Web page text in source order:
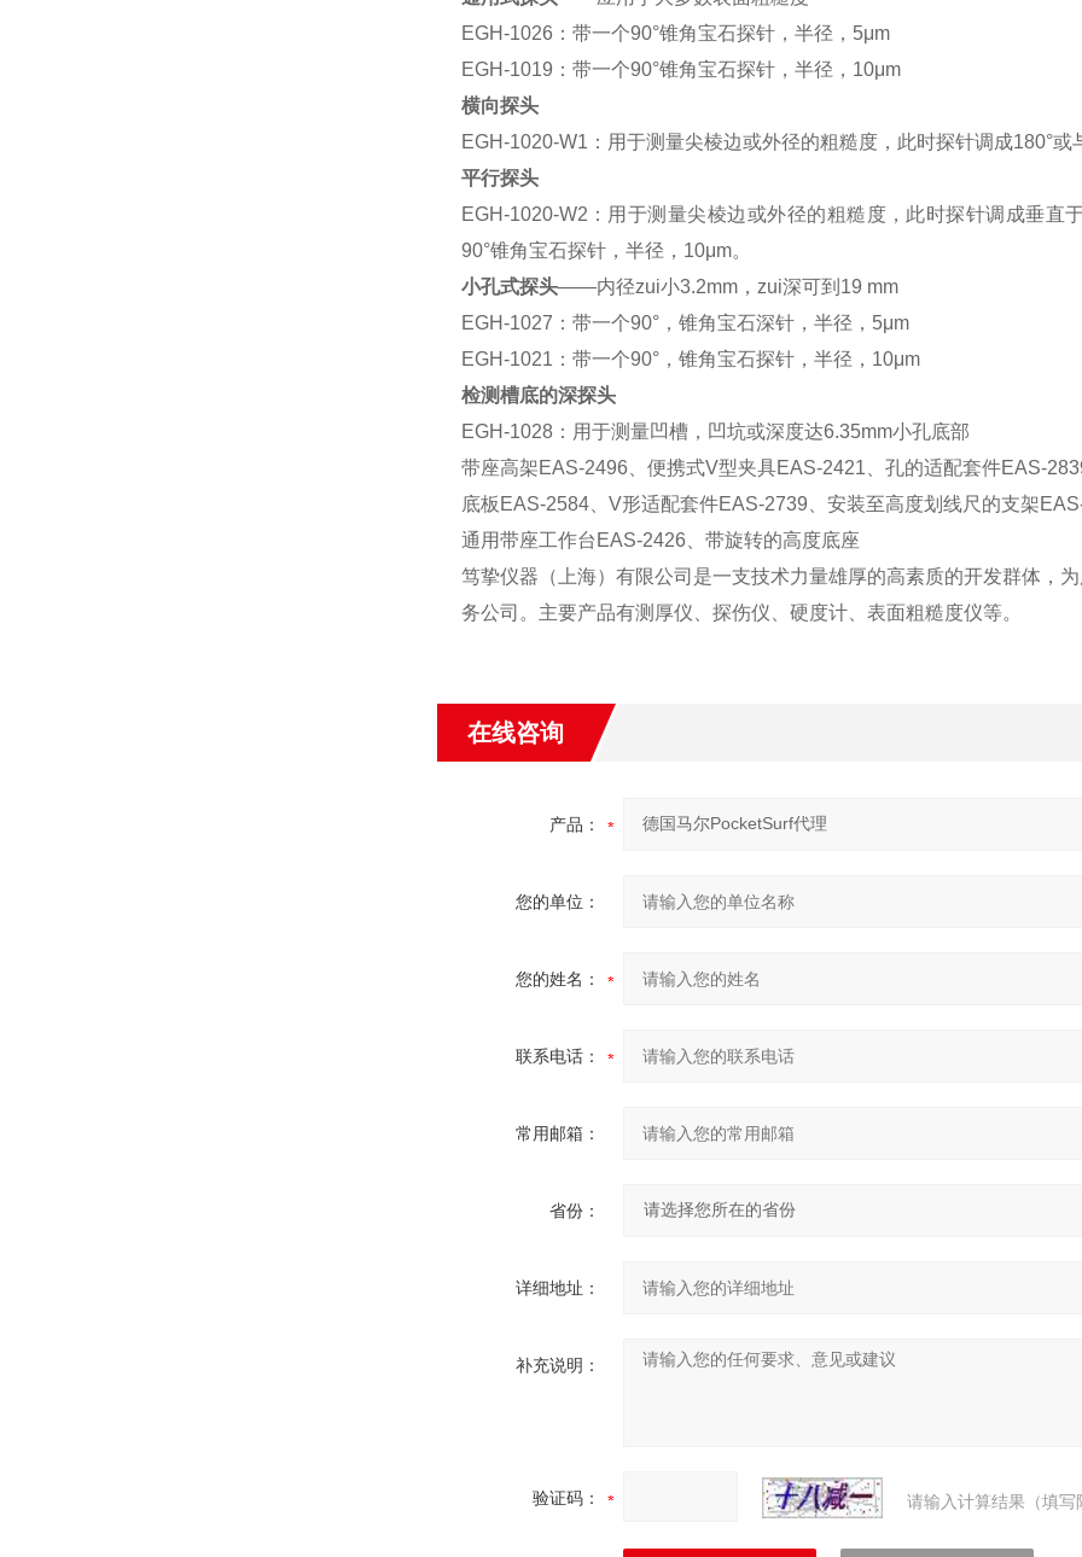
EGH-1026：带一个90°锥角宝石探针，半径，5μm
EGH-1019：带一个90°锥角宝石探针，半径，10μm
横向探头
EGH-1020-W1：用于测量尖棱边或外径的粗糙度，此时探针调成180°或
平行探头
EGH-1020-W2：用于测量尖棱边或外径的粗糙度，此时探针调成垂直
90°锥角宝石探针，半径，10μm。
小孔式探头——内径zui小3.2mm，zui深可到19 mm
EGH-1027：带一个90°，锥角宝石深针，半径，5μm
EGH-1021：带一个90°，锥角宝石探针，半径，10μm
检测槽底的深探头
EGH-1028：用于测量凹槽，凹坑或深度达6.35mm小孔底部
带座高架EAS-2496、便携式V型夹具EAS-2421、孔的适配套件EAS-
底板EAS-2584、V形适配套件EAS-2739、安装至高度划线尺的支架
通用带座工作台EAS-2426、带旋转的高度底座
笃挚仪器（上海）有限公司 是一支技术力量雄厚的高素质的开发群体，
务公司。主要产品有测厚仪、探伤仪、硬度计、表面粗糙度仪等。
在线咨询
产品：
您的单位：
您的姓名：
联系电话：
常用邮箱：
省份：
详细地址：
补充说明：
验证码： 请输入计算结果（填